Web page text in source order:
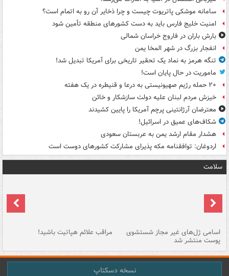
سامانه موشکی پاتریوت چیست و چرا ذخایر آن رو به اتمام است؟
امنیت خلیج فارس باید به دست کشورهای منطقه تأمین شود
بارش باران در فاروج خراسان شمالی
انفجار بزرگ در شهر المخا یمن
تنگه هرمز به نماد یک تحقیر تاریخی برای آمریکا تبدیل شد!
ماموریت در حال پایان است!
۲۰ حمله رژیم صهیونیستی به درعا و قنیطره در یک هفته
خیزش مردم لبنان علیه دولت سازشکار و خائن
معترضان آرژانتینی پرچم آمریکا را پایین کشیدند
شکاف‌های عمیق در اسرائیل!
هشدار مقام ارشد یمن به عربستان سعودی
اردوغان: توافقنامه مکه پذیرای مشارکت کشورهای دوست است
سلامت
اسامی ژل‌های غیر مجاز شستشوی
پوست منتشر شد
مراقب علائم هپاتیت باشید!
نسخه دسکتاپ